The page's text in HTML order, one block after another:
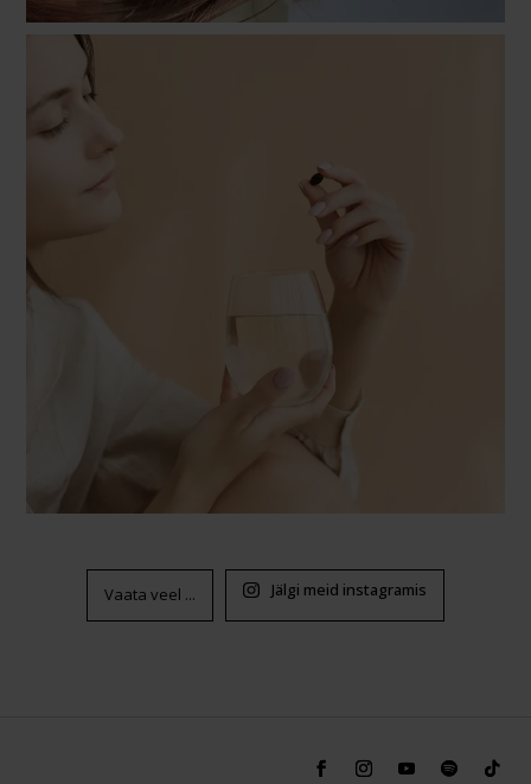
Vaata veel ... Jälgi meid instagramis